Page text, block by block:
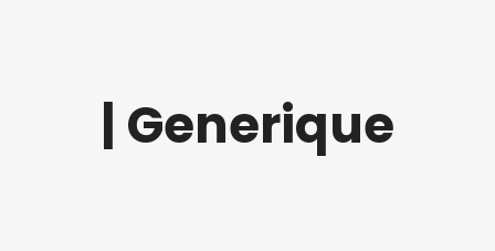
| Generique